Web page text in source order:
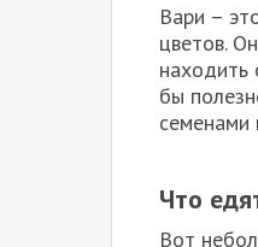
Вари –
цветов.
находить
бы
семенами
Что
Вот